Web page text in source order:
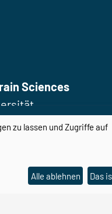
Sciences
zu lassen und Zugriffe auf
Alle ablehnen Das